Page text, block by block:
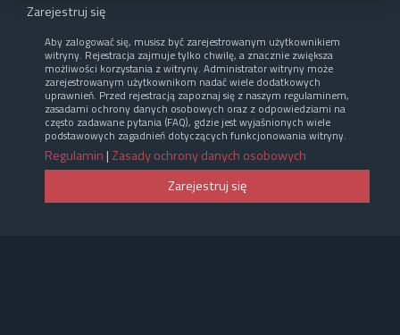
Zarejestruj się
Aby zalogować się, musisz być zarejestrowanym użytkownikiem
witryny. Rejestracja zajmuje tylko chwilę, a znacznie zwiększa
możliwości korzystania z witryny. Administrator witryny może
zarejestrowanym użytkownikom nadać wiele dodatkowych
uprawnień. Przed rejestracją zapoznaj się z naszym regulaminem,
zasadami ochrony danych osobowych oraz z odpowiedziami na
często zadawane pytania (FAQ), gdzie jest wyjaśnionych wiele
podstawowych zagadnień dotyczących funkcjonowania witryny.
Regulamin | Zasady ochrony danych osobowych
Zarejestruj się